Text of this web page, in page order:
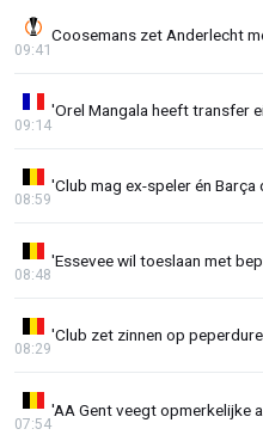
Coosemans zet Anderlecht
09:41
'Orel Mangala heeft transfer
09:14
'Club mag ex-speler én
08:59
'Essevee wil toeslaan met
08:48
'Club zet zinnen op
08:29
'AA Gent veegt opmerkelijke
07:54